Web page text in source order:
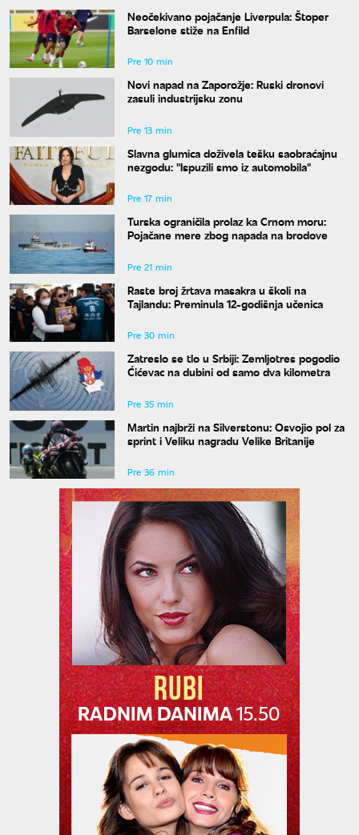
Neočekivano pojačanje Liverpula: Štoper
Barselone stiže na Enfild
Pre 10 min
Novi napad na Zaporožje: Ruski dronovi
zasuli industrijsku zonu
Pre 13 min
Slavna glumica doživela tešku saobraćajnu
nezgodu: "Ispuzili smo iz automobila"
Pre 17 min
Turska ograničila prolaz ka Crnom moru:
Pojačane mere zbog napada na brodove
Pre 21 min
Raste broj žrtava masakra u školi na
Tajlandu: Preminula 12-godišnja učenica
Pre 30 min
Zatreslo se tlo u Srbiji: Zemljotres pogodio
Ćićevac na dubini od samo dva kilometra
Pre 35 min
Martin najbrži na Silverstonu: Osvojio pol za
sprint i Veliku nagradu Velike Britanije
Pre 36 min